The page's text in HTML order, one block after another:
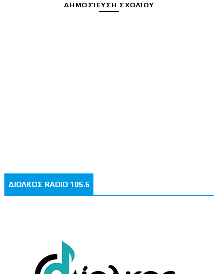
ΔΗΜΟΣΊΕΥΣΗ ΣΧΟΛΊΟΥ
ΔΙΟΛΚΟΣ RADIO 105.6